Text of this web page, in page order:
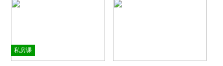
私房课